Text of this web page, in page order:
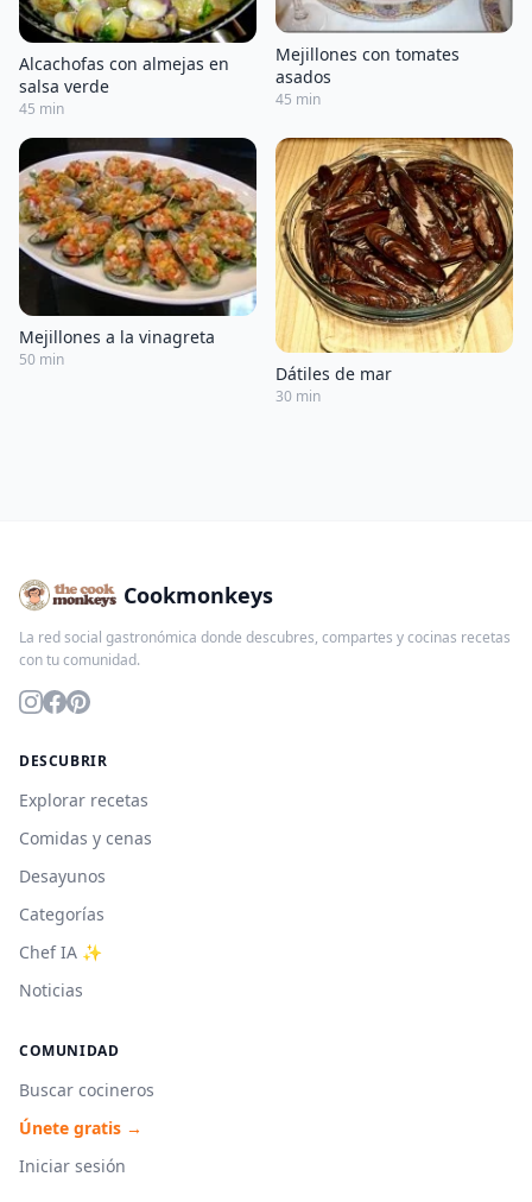
Alcachofas con almejas en
salsa verde
45 min
Mejillones con tomates
asados
45 min
Mejillones a la vinagreta
50 min
Dátiles de mar
30 min
Cookmonkeys
La red social gastronómica donde descubres, compartes y cocinas recetas
con tu comunidad.
DESCUBRIR
Explorar recetas
Comidas y cenas
Desayunos
Categorías
Chef IA ✨
Noticias
COMUNIDAD
Buscar cocineros
Únete gratis →
Iniciar sesión